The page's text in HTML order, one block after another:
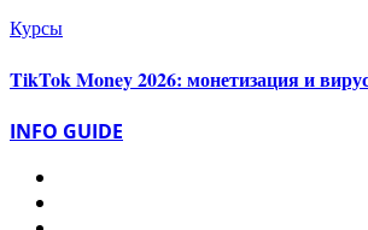
Курсы
TikTok Money 2026: монетизация и
INFO GUIDE